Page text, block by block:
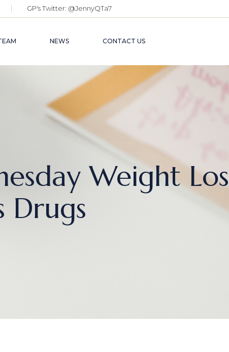
GP's Twitter: @JennyQTa7
NEWS CONTACT US
Weight
Drugs